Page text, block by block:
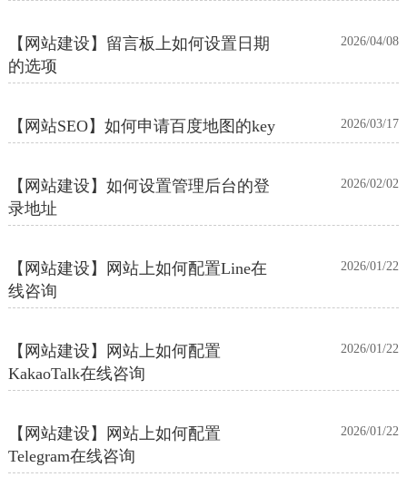
【网站建设】留言板上如何设置日期
的选项
2026/04/08
【网站SEO】如何申请百度地图的key 2026/03/17
【网站建设】如何设置管理后台的登
录地址
2026/02/02
【网站建设】网站上如何配置Line在
线咨询
2026/01/22
【网站建设】网站上如何配置
KakaoTalk在线咨询
2026/01/22
【网站建设】网站上如何配置
Telegram在线咨询
2026/01/22